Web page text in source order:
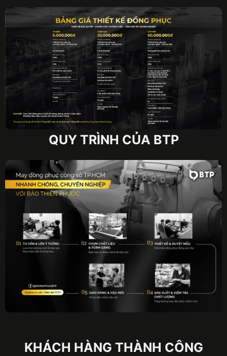
QUY TRÌNH CỦA BTP
KHÁCH HÀNG THÀNH CÔNG